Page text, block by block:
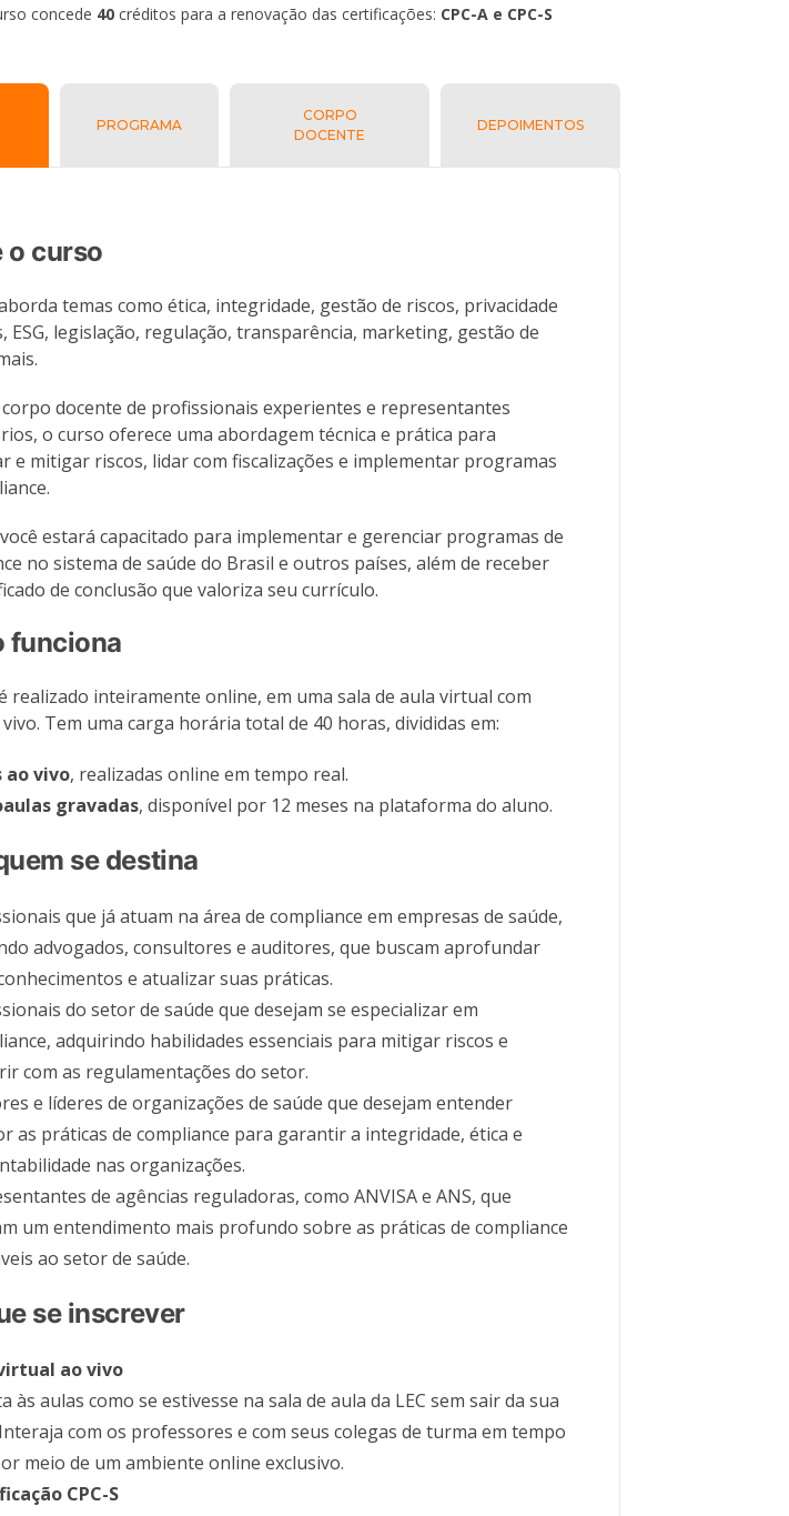
concede 40 créditos para a renovação das certificações: CPC-A e CPC-S
PROGRAMA
CORPO
DOCENTE
DEPOIMENTOS
o curso
temas como ética, integridade, gestão de riscos, privacidade
ESG, legislação, regulação, transparência, marketing, gestão de
docente de profissionais experientes e representantes
o curso oferece uma abordagem técnica e prática para
e mitigar riscos, lidar com fiscalizações e implementar programas
estará capacitado para implementar e gerenciar programas de
no sistema de saúde do Brasil e outros países, além de receber
de conclusão que valoriza seu currículo.
funciona
realizado inteiramente online, em uma sala de aula virtual com
Tem uma carga horária total de 40 horas, divididas em:
ao vivo, realizadas online em tempo real.
gravadas, disponível por 12 meses na plataforma do aluno.
se destina
que já atuam na área de compliance em empresas de saúde,
advogados, consultores e auditores, que buscam aprofundar
e atualizar suas práticas.
do setor de saúde que desejam se especializar em
adquirindo habilidades essenciais para mitigar riscos e
com as regulamentações do setor.
e líderes de organizações de saúde que desejam entender
as práticas de compliance para garantir a integridade, ética e
nas organizações.
de agências reguladoras, como ANVISA e ANS, que
um entendimento mais profundo sobre as práticas de compliance
ao setor de saúde.
se inscrever
ao vivo
às aulas como se estivesse na sala de aula da LEC sem sair da sua
com os professores e com seus colegas de turma em tempo
meio de um ambiente online exclusivo.
CPC-S